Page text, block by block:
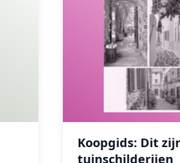
Koopgids: Dit
tuinschilderijen